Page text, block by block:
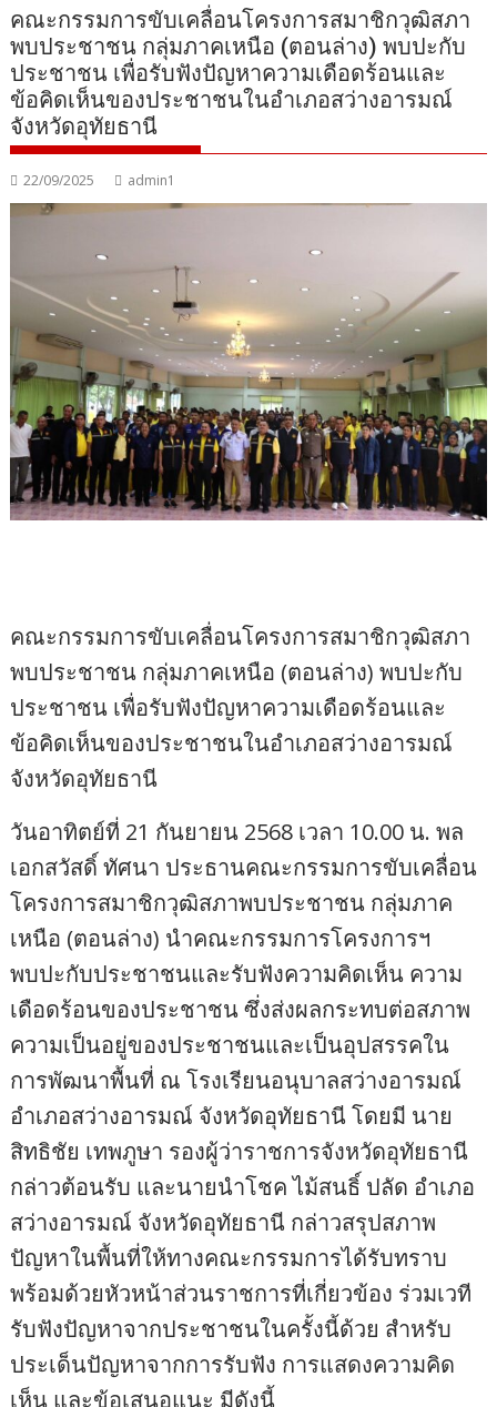
คณะกรรมการขับเคลื่อนโครงการสมาชิกวุฒิสภา
พบประชาชน กลุ่มภาคเหนือ (ตอนล่าง) พบปะกับ
ประชาชน เพื่อรับฟังปัญหาความเดือดร้อนและ
ข้อคิดเห็นของประชาชนในอำเภอสว่างอารมณ์
จังหวัดอุทัยธานี
22/09/2025 admin1
คณะกรรมการขับเคลื่อนโครงการสมาชิกวุฒิสภา
พบประชาชน กลุ่มภาคเหนือ (ตอนล่าง) พบปะกับ
ประชาชน เพื่อรับฟังปัญหาความเดือดร้อนและ
ข้อคิดเห็นของประชาชนในอำเภอสว่างอารมณ์
จังหวัดอุทัยธานี
วันอาทิตย์ที่ 21 กันยายน 2568 เวลา 10.00 น. พล
เอกสวัสดิ์ ทัศนา ประธานคณะกรรมการขับเคลื่อน
โครงการสมาชิกวุฒิสภาพบประชาชน กลุ่มภาค
เหนือ (ตอนล่าง) นำคณะกรรมการโครงการฯ
พบปะกับประชาชนและรับฟังความคิดเห็น ความ
เดือดร้อนของประชาชน ซึ่งส่งผลกระทบต่อสภาพ
ความเป็นอยู่ของประชาชนและเป็นอุปสรรคใน
การพัฒนาพื้นที่ ณ โรงเรียนอนุบาลสว่างอารมณ์
อำเภอสว่างอารมณ์ จังหวัดอุทัยธานี โดยมี นาย
สิทธิชัย เทพภูษา รองผู้ว่าราชการจังหวัดอุทัยธานี
กล่าวต้อนรับ และนายนำโชค ไม้สนธิ์ ปลัด อำเภอ
สว่างอารมณ์ จังหวัดอุทัยธานี กล่าวสรุปสภาพ
ปัญหาในพื้นที่ให้ทางคณะกรรมการได้รับทราบ
พร้อมด้วยหัวหน้าส่วนราชการที่เกี่ยวข้อง ร่วมเวที
รับฟังปัญหาจากประชาชนในครั้งนี้ด้วย สำหรับ
ประเด็นปัญหาจากการรับฟัง การแสดงความคิด
เห็น และข้อเสนอแนะ มีดังนี้